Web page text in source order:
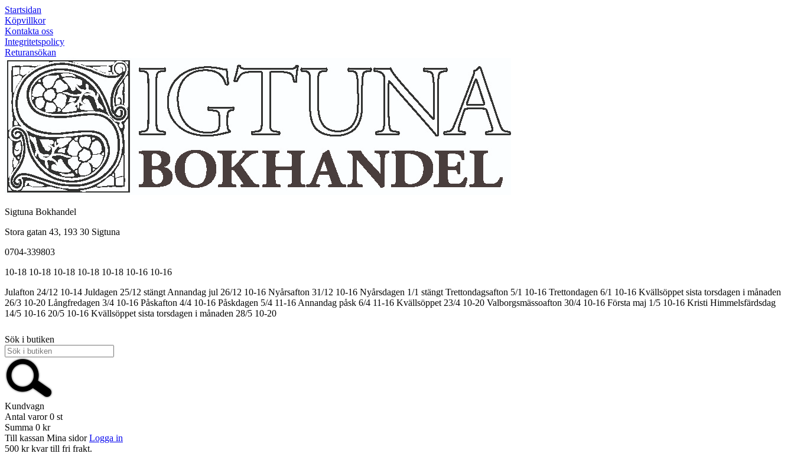
Startsidan
Köpvillkor
Kontakta oss
Integritetspolicy
Returansökan
Sigtuna Bokhandel
Stora gatan 43, 193 30 Sigtuna
0704-339803
10-18 10-18 10-18 10-18 10-18 10-16 10-16
Julafton 24/12 10-14 Juldagen 25/12 stängt Annandag jul 26/12 10-16 Nyårsafton 31/12 10-16 Nyårsdagen 1/1 stängt Trettondagsafton 5/1 10-16 Trettondagen 6/1 10-16 Kvällsöppet sista torsdagen i månaden
26/3 10-20 Långfredagen 3/4 10-16 Påskafton 4/4 10-16 Påskdagen 5/4 11-16 Annandag påsk 6/4 11-16 Kvällsöppet 23/4 10-20 Valborgsmässoafton 30/4 10-16 Första maj 1/5 10-16 Kristi Himmelsfärdsdag
14/5 10-16 20/5 10-16 Kvällsöppet sista torsdagen i månaden 28/5 10-20
Sök i butiken
Kundvagn
Antal varor 0 st
Summa 0 kr
Till kassan Mina sidor Logga in
500 kr kvar till fri frakt.